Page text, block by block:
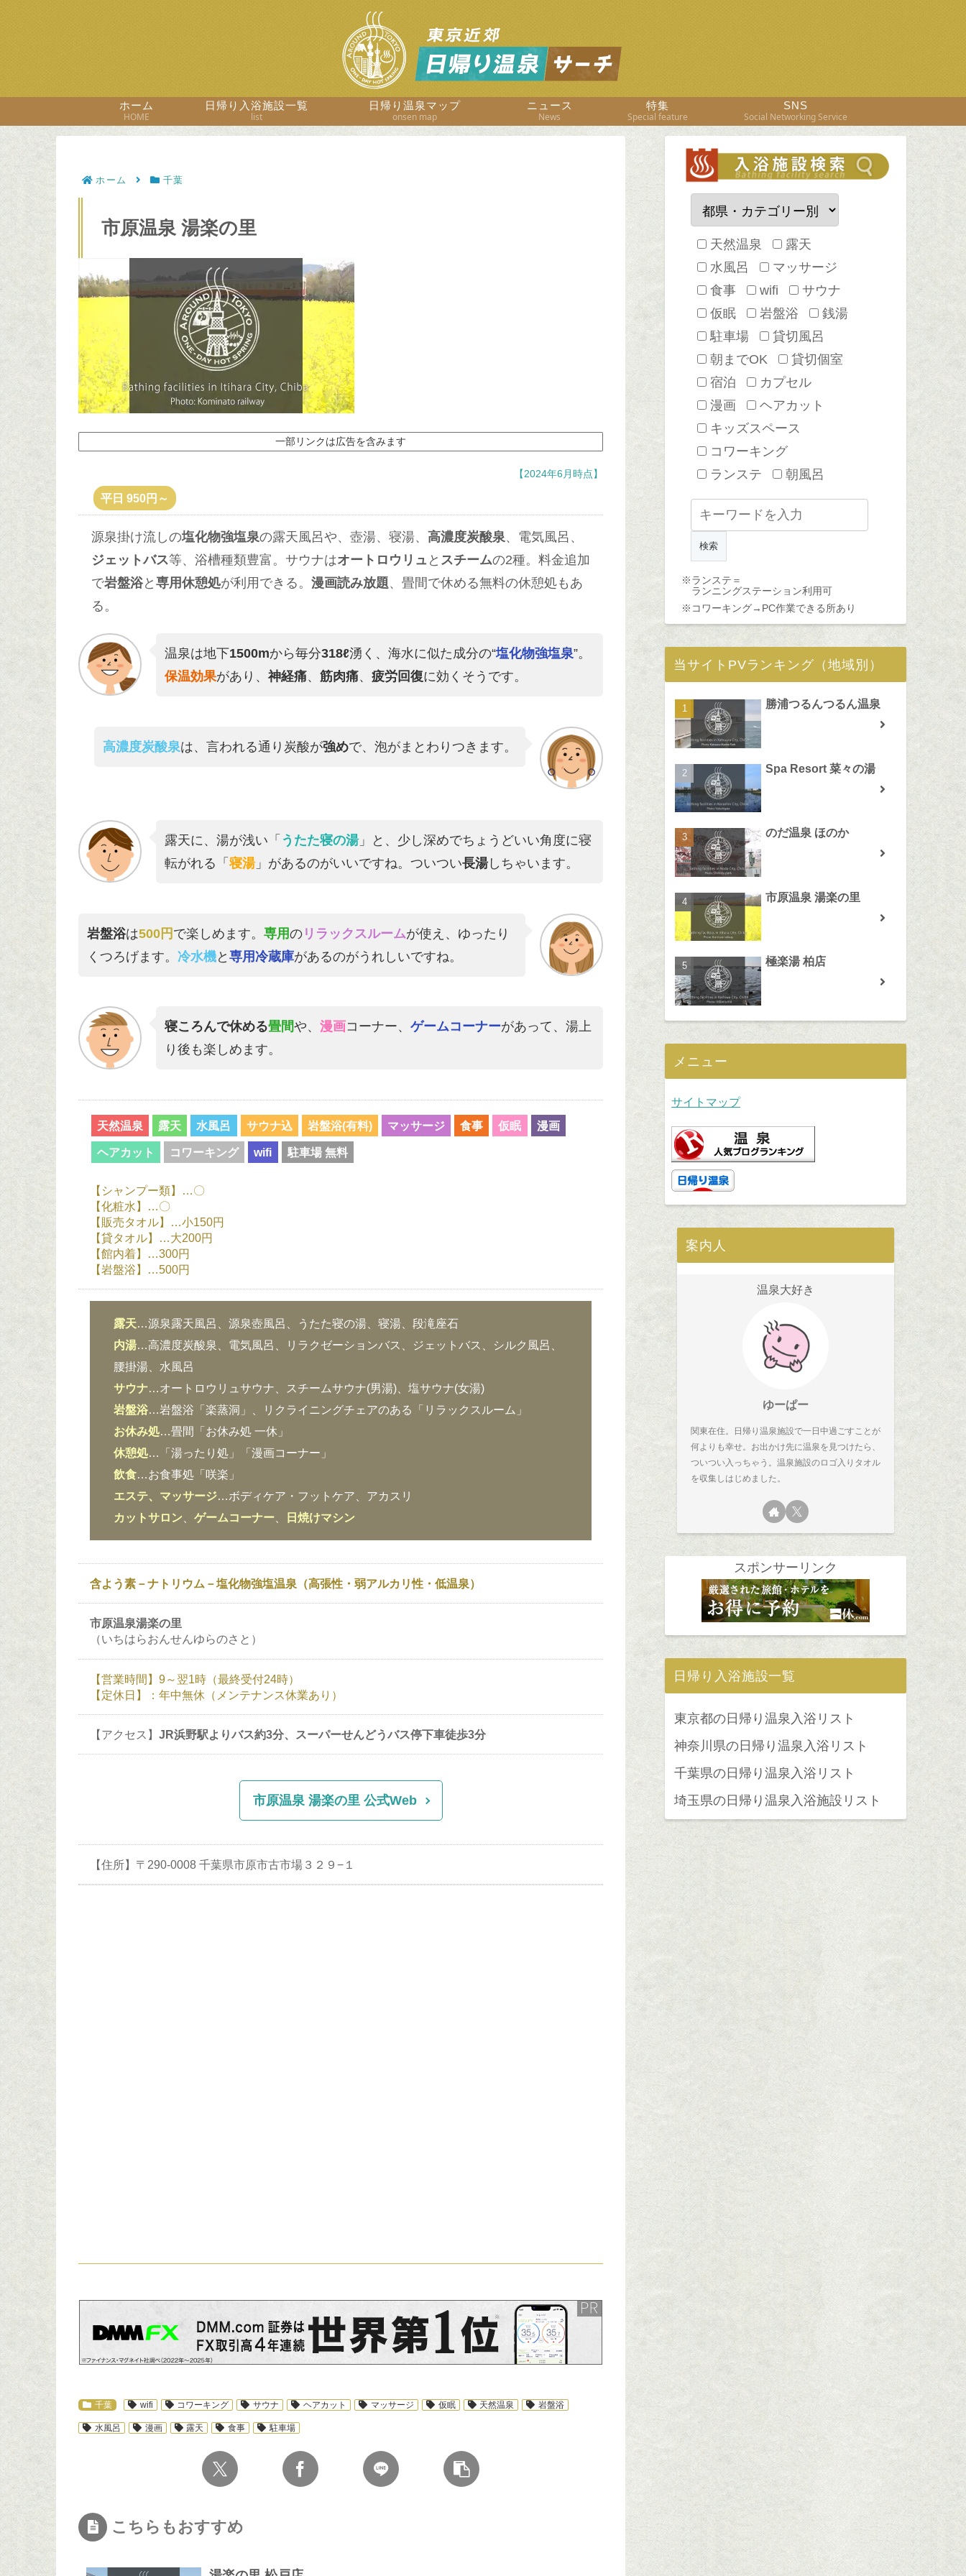
ホーム
HOME
日帰り入浴施設一覧
list
日帰り温泉マップ
onsen map
ニュース
News
特集
Special feature
SNS
Social Networking Service
ホーム 千葉
市原温泉 湯楽の里
一部リンクは広告を含みます
【2024年6月時点】
平日 950円～
源泉掛け流しの塩化物強塩泉の露天風呂や、壺湯、寝湯、 高濃度炭酸泉、電気風呂、
ジェットバス等、浴槽種類豊富。サウナはオートロウリュ と スチームの2種。料金追加
で岩盤浴と 専用休憩処が利用できる。 漫画読み放題、畳間で休める無料の休憩処もあ
る。
温泉は地下1500mから毎分318ℓ湧く、海水に似た成分の“塩化物強塩泉”。
保温効果があり、 神経痛、 筋肉痛、 疲労回復に効くそうです。
高濃度炭酸泉は、言われる通り炭酸が強めで、泡がまとわりつきます。
露天に、湯が浅い「 うたた寝の湯」と、少し深めでちょうどいい角度に寝
転がれる「寝湯」があるのがいいですね。ついつい長湯しちゃいます。
岩盤浴は500円 で楽しめます。 専用の リラックスルームが使え、ゆったり
くつろげます。 冷水機と 専用冷蔵庫があるのがうれしいですね。
寝ころんで休める畳間や、 漫画コーナー、 ゲームコーナーがあって、湯上
り後も楽しめます。
天然温泉 露天 水風呂 サウナ込 岩盤浴(有料) マッサージ 食事 仮眠 漫画
ヘアカット コワーキング wifi 駐車場 無料
【シャンプー類】…〇
【化粧水】…〇
【販売タオル】…小150円
【貸タオル】…大200円
【館内着】…300円
【岩盤浴】…500円
露天…源泉露天風呂、源泉壺風呂、うたた寝の湯、寝湯、段滝座石
内湯…高濃度炭酸泉、電気風呂、リラクゼーションバス、ジェットバス、シルク風呂、
腰掛湯、水風呂
サウナ…オートロウリュサウナ、スチームサウナ(男湯)、塩サウナ(女湯)
岩盤浴…岩盤浴「楽蒸洞」、リクライニングチェアのある「リラックスルーム」
お休み処…畳間「お休み処 一休」
休憩処…「湯ったり処」「漫画コーナー」
飲食…お食事処「咲楽」
エステ、マッサージ…ボディケア・フットケア、アカスリ
カットサロン
ゲームコーナー、 日焼けマシン
含よう素－ナトリウム－塩化物強塩温泉（高張性・弱アルカリ性・低温泉）
市原温泉湯楽の里
（いちはらおんせんゆらのさと）
【営業時間】9～翌1時（最終受付24時）
【定休日】：年中無休（メンテナンス休業あり）
【アクセス】JR浜野駅よりバス約3分、スーパーせんどうバス停下車徒歩3分
市原温泉 湯楽の里 公式Web
【住所】〒290-0008 千葉県市原市古市場３２９−１
スポンサーリンク
千葉 wifi コワーキング サウナ ヘアカット マッサージ 仮眠 天然温泉 岩盤浴
水風呂 漫画 露天 食事 駐車場
こちらもおすすめ
天然温泉
露天
水風呂
マッサージ
食事
wifi
サウナ
仮眠
岩盤浴
銭湯
駐車場
貸切風呂
朝までOK
貸切個室
宿泊
カプセル
漫画
ヘアカット
キッズスペース
コワーキング
ランステ
朝風呂
※ランステ＝
ランニングステーション利用可
※コワーキング→ PC作業できる所あり
当サイトPVランキング（地域別）
勝浦つるんつるん温泉
Spa Resort 菜々の湯
のだ温泉 ほのか
市原温泉 湯楽の里
極楽湯 柏店
メニュー
サイトマップ
案内人
温泉大好き
ゆーぱー
関東在住。日帰り温泉施設で一日中過ごすことが
何よりも幸せ。お出かけ先に温泉を見つけたら、
ついつい入っちゃう。温泉施設のロゴ入りタオル
を収集しはじめました。
スポンサーリンク
日帰り入浴施設一覧
東京都の日帰り温泉入浴リスト
神奈川県の日帰り温泉入浴リスト
千葉県の日帰り温泉入浴リスト
埼玉県の日帰り温泉入浴施設リスト